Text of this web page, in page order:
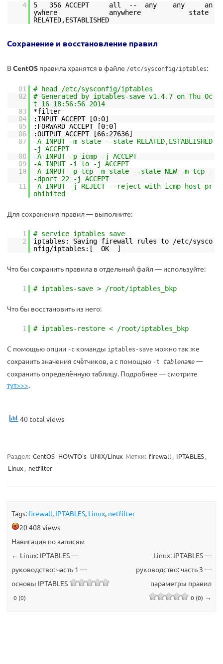
4
5 356 ACCEPT all -- any any an
ywhere anywhere state
RELATED,ESTABLISHED
Сохранение и восстановление правил
ВCentOS правила хранятся в файле /etc/sysconfig/iptables:
01
# head /etc/sysconfig/iptables
02
# Generated by iptables-save v1.4.7 on Thu Oc
t 16 18:56:56 2014
03
*filter
04
:INPUT ACCEPT [0:0]
05
:FORWARD ACCEPT [0:0]
06
:OUTPUT ACCEPT [66:27636]
07
-A INPUT -m state --state RELATED,ESTABLISHED
-j ACCEPT
08
-A INPUT -p icmp -j ACCEPT
09
-A INPUT -i lo -j ACCEPT
10
-A INPUT -p tcp -m state --state NEW -m tcp -
-dport 22 -j ACCEPT
11
-A INPUT -j REJECT --reject-with icmp-host-pr
ohibited
Для сохранения правил — выполните:
1
# service iptables save
2
iptables: Saving firewall rules to /etc/sysco
nfig/iptables:[ OK ]
Что бы сохранить правила в отдельный файл — используйте:
1 # iptables-save > /root/iptables_bkp
Что бы восстановить из него:
1 # iptables-restore < /root/iptables_bkp
С помощью опции -c команды iptables-save можно так же
сохранить значения счётчиков, а с помощью -t tablename —
сохранить определённую таблицу. Подробнее — смотрите
тут>>>.
40 total views
Раздел: CentOS HOWTO's UNIX/Linux Метки: firewall , IPTABLES,
Linux , netfilter
Tags: firewall, IPTABLES, Linux, netfilter
20 408 views
Навигация по записям
← Linux: IPTABLES —
руководство: часть 1 —
основы IPTABLES
0 (0)
Linux: IPTABLES —
руководство: часть 3 —
параметры правил
0 (0) →